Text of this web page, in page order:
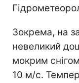
Зокрема, на
невеликий
мокрим
10 м/с.